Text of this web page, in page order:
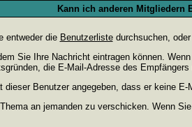
Kann ich anderen Mitgliedern
entweder die Benutzerlistedurchsuchen,
Sie Ihre Nachricht eintragen können.
die E-Mail-Adresse des
Benutzer angegeben, dass er keine
an jemanden zu verschicken. Wenn